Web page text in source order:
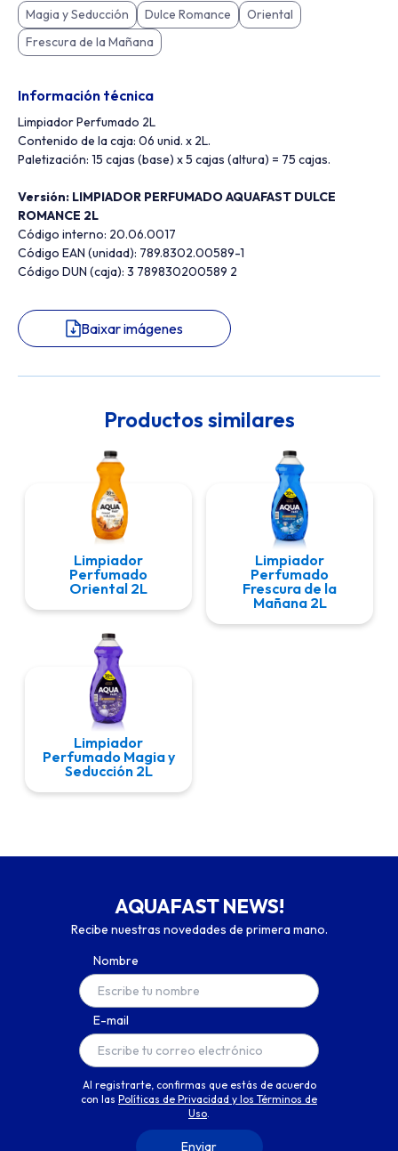
Magia y Seducción Dulce Romance
Oriental
Frescura de la Mañana
Información técnica
Limpiador Perfumado 2L
Contenido de la caja: 06 unid. x 2L.
Paletización: 15 cajas (base) x 5 cajas (altura) = 75 cajas.
Versión: LIMPIADOR PERFUMADO AQUAFAST DULCE
ROMANCE 2L
Código interno: 20.06.0017
Código EAN (unidad): 789.8302.00589-1
Código DUN (caja): 3 789830200589 2
Baixar imágenes
Productos similares
Limpiador
Perfumado
Oriental 2L
Limpiador
Perfumado
Frescura de la
Mañana 2L
Limpiador
Perfumado Magia y
Seducción 2L
AQUAFAST NEWS!
Recibe nuestras novedades de primera mano.
Nombre
E-mail
Al registrarte, confirmas que estás de acuerdo
con las Políticas de Privacidad y los Términos de
Uso.